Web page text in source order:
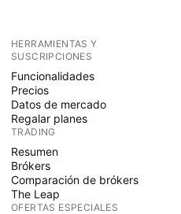
HERRAMIENTAS Y
SUSCRIPCIONES
Funcionalidades
Precios
Datos de mercado
Regalar planes
TRADING
Resumen
Brókers
Comparación de brókers
The Leap
OFERTAS ESPECIALES